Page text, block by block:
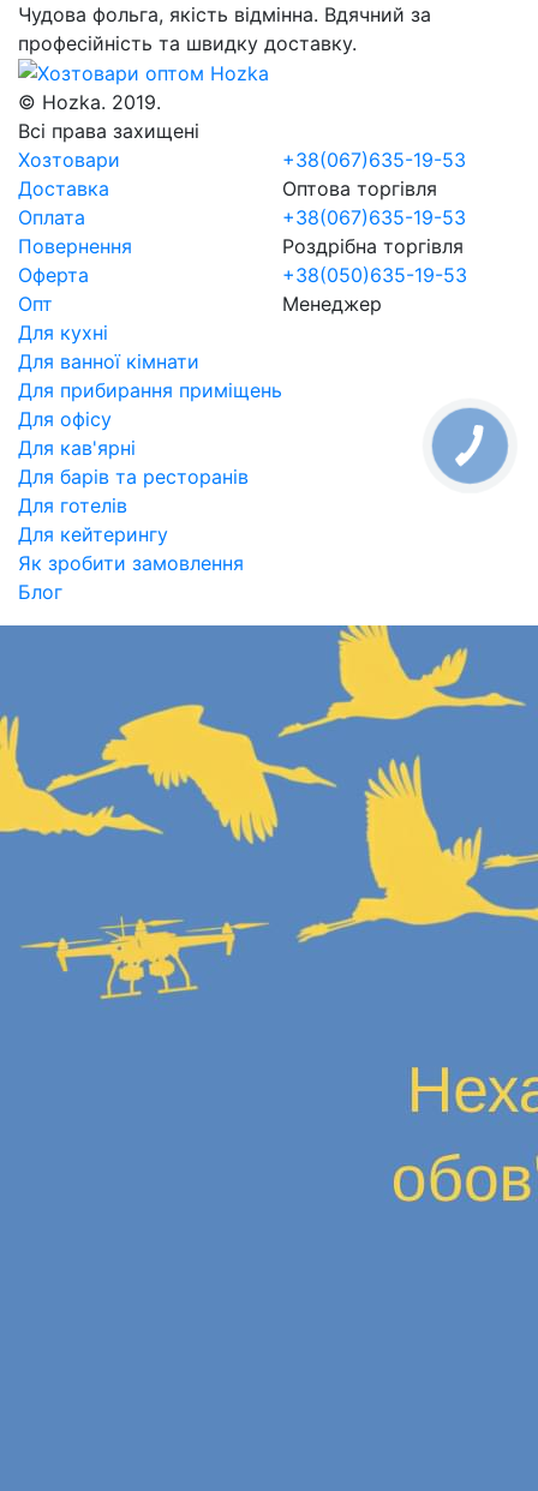
Чудова фольга, якість відмінна. Вдячний за
професійність та швидку доставку.
© Hozka. 2019.
Всі права захищені
Хозтовари
Доставка
Оплата
Повернення
Оферта
Опт
Для кухні
Для ванної кімнати
Для прибирання приміщень
Для офісу
Для кав'ярні
Для барів та ресторанів
Для готелів
Для кейтерингу
Як зробити замовлення
Блог
+38(067)635-19-53
Оптова торгівля
+38(067)635-19-53
Роздрібна торгівля
+38(050)635-19-53
Менеджер